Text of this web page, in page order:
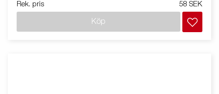
Rek. pris 58 SEK
Köp